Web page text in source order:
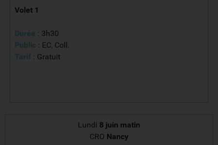
Volet 1
Durée : 3h30
Public : EC, Coll.
Tarif : Gratuit
Lundi 8 juin matin
CRO Nancy